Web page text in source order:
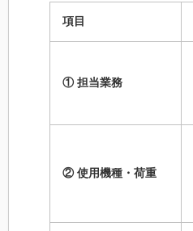
項目
① 担当業務
② 使用機種・荷重